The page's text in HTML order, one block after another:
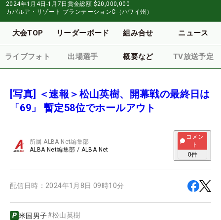
2024年1月4日-1月7日 賞金総額 $20,000,000
カパルア・リゾート プランテーションC（ハワイ州）
大会TOP リーダーボード 組み合せ ニュース
ライブフォト 出場選手 概要など TV放送予定
[写真] ＜速報＞松山英樹、開幕戦の最終日は
「69」 暫定58位でホールアウト
所属ALBA Net編集部
ALBA Net編集部 / ALBA Net
コメン
ト
0件
配信日時： 2024年1月8日 09時10分
米国男子#松山英樹